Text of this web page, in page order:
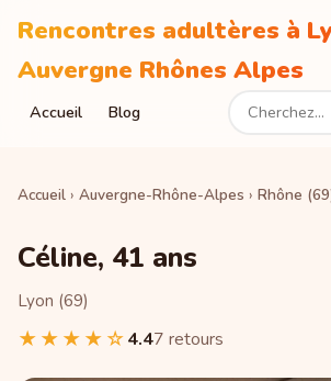
Rencontres adultères à
Auvergne Rhônes Alpes
Accueil Blog
Accueil › Auvergne-Rhône-Alpes › Rhône
Céline, 41 ans
Lyon (69)
★★★★☆4.47 retours